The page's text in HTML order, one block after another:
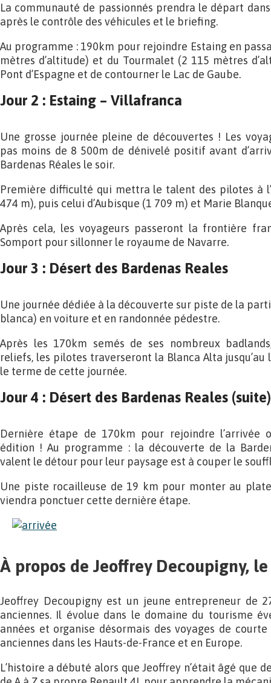
La communauté de passionnés prendra le départ
après le contrôle des véhicules et le briefing.
Au programme : 190km pour rejoindre Estaing en
mètres d’altitude) et du Tourmalet (2 115 mètres
Pont d’Espagne et de contourner le Lac de Gaube.
Jour 2 : Estaing – Villafranca
Une grosse journée pleine de découvertes ! Les
pas moins de 8 500m de dénivelé positif avant
Bardenas Réales le soir.
Première difficulté qui mettra le talent des pilotes à
474 m), puis celui d’Aubisque (1 709 m) et Marie
Après cela, les voyageurs passeront la frontière
Somport pour sillonner le royaume de Navarre.
Jour 3 : Désert des Bardenas Reales
Une journée dédiée à la découverte sur piste de la
blanca) en voiture et en randonnée pédestre.
Après les 170km semés de ses nombreux
reliefs, les pilotes traverseront la Blanca Alta
le terme de cette journée.
Jour 4 : Désert des Bardenas Reales (suite)
Dernière étape de 170km pour rejoindre l’arrivée
édition ! Au programme : la découverte de la
valent le détour pour leur paysage est à couper le
Une piste rocailleuse de 19 km pour monter au
viendra ponctuer cette dernière étape.
À propos de Jeoffrey Decoupigny,
Jeoffrey Decoupigny est un jeune entrepreneur de
anciennes. Il évolue dans le domaine du tourisme
années et organise désormais des voyages de
anciennes dans les Hauts-de-France et en Europe.
L’histoire a débuté alors que Jeoffrey n’était âgé que